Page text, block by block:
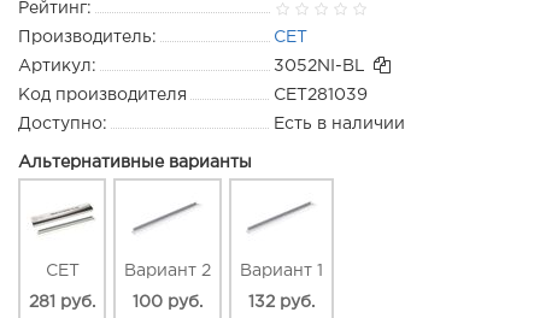
Рейтинг:
Производитель:
CET
Артикул:
3052NI-BL
Код производителя
CET281039
Доступно:
Есть в наличии
Альтернативные варианты
CET
281 руб.
Вариант 2
100 руб.
Вариант 1
132 руб.